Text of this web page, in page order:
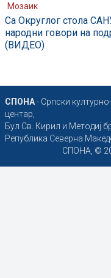
Мозаик
Са Округлог стола
народни говори на
(ВИДЕО)
СПОНА- Српски
центар,
Бул Св. Кирил и Методиј
Република Северна
СПОНА, ©